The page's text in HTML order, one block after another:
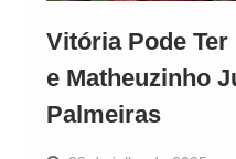
Vitória Pode
e Matheuzinho
Palmeiras